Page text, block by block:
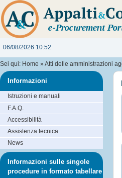
06/08/2026 10:52
Sei qui: Home » Atti delle amministrazioni
Informazioni
Istruzioni e manuali
F.A.Q.
Accessibilità
Assistenza tecnica
News
Informazioni sulle singole
procedure in formato tabellare